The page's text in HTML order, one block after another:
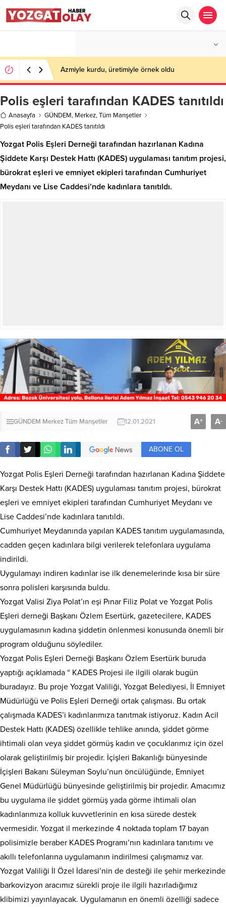
Azmiyle kurdu, üretimiyle örnek oldu
Polis eşleri tarafından KADES tanıtıldı
Anasayfa GÜNDEM, Merkez,Tüm Manşetler
Polis eşleri tarafından KADES tanıtıldı
Yozgat Polis Eşleri Derneği tarafından hazırlanan Kadına
Şiddete Karşı Destek Hattı (KADES) uygulaması tanıtım projesi,
bürokrat eşleri ve emniyet ekipleri tarafından Cumhuriyet
Meydanı ve Lise Caddesi’nde kadınlara tanıtıldı.
GÜNDEM MerkezTüm Manşetler 12.01.2021 A+ A-
ABONE OL
Yozgat Polis Eşleri Derneği tarafından hazırlanan Kadına Şiddete
Karşı Destek Hattı (KADES) uygulaması tanıtım projesi, bürokrat
eşleri ve emniyet ekipleri tarafından Cumhuriyet Meydanı ve
Lise Caddesi’nde kadınlara tanıtıldı.
Cumhuriyet Meydanında yapılan KADES tanıtım uygulamasında,
cadden geçen kadınlara bilgi verilerek telefonlara uygulama
indirildi.
Uygulamayı indiren kadınlar ise ilk denemelerinde kısa bir süre
sonra polisleri karşısında buldu.
Yozgat Valisi Ziya Polat’ın eşi Pınar Filiz Polat ve Yozgat Polis
Eşleri derneği Başkanı Özlem Esertürk, gazetecilere, KADES
uygulamasının kadına şiddetin önlenmesi konusunda önemli bir
program olduğunu söylediler.
Yozgat Polis Eşleri Derneği Başkanı Özlem Esertürk buruda
yaptığı açıklamada “ KADES Projesi ile ilgili olarak bugün
buradayız. Bu proje Yozgat Valiliği, Yozgat Belediyesi, İl Emniyet
Müdürlüğü ve Polis Eşleri Derneği ortak çalışması. Bu ortak
çalışmada KADES’i kadınlarımıza tanıtmak istiyoruz. Kadın Acil
Destek Hattı (KADES) özellikle tehlike anında, şiddet görme
ihtimali olan veya şiddet görmüş kadın ve çocuklarımız için özel
olarak geliştirilmiş bir projedir. İçişleri Bakanlığı bünyesinde
İçişleri Bakanı Süleyman Soylu’nun öncülüğünde, Emniyet
Genel Müdürlüğü bünyesinde geliştirilmiş bir projedir. Amacımız
bu uygulama ile şiddet görmüş yada görme ihtimali olan
kadınlarımıza kolluk kuvvetlerinin en kısa sürede destek
vermesidir. Yozgat il merkezinde 4 noktada toplam 17 bayan
polisimizle beraber KADES Programı’nın kadınlara tanıtımı ve
akıllı telefonlarına uygulamanın indirilmesi çalışmamız var.
Yozgat Valiliği İl Özel İdaresi’nin de desteği ile şehir merkezinde
barkovizyon aracımız sürekli proje ile ilgili hazırladığımız
klibimizi yayınlayacak. Uygulamanın en önemli özelliği sadece